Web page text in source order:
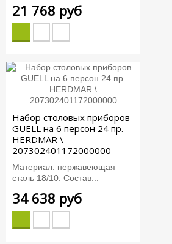
21 768 руб
Набор столовых приборов
GUELL на 6 персон 24 пр.
HERDMAR \
207302401172000000
Материал: нержавеющая
сталь 18/10. Состав...
34 638 руб